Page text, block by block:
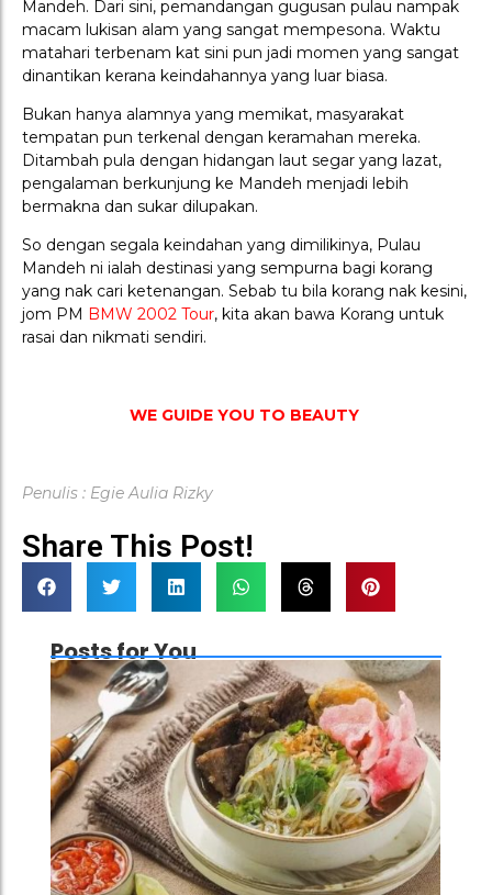
Mandeh. Dari sini, pemandangan gugusan pulau nampak
macam lukisan alam yang sangat mempesona. Waktu
matahari terbenam kat sini pun jadi momen yang sangat
dinantikan kerana keindahannya yang luar biasa.
Bukan hanya alamnya yang memikat, masyarakat
tempatan pun terkenal dengan keramahan mereka.
Ditambah pula dengan hidangan laut segar yang lazat,
pengalaman berkunjung ke Mandeh menjadi lebih
bermakna dan sukar dilupakan.
So dengan segala keindahan yang dimilikinya, Pulau
Mandeh ni ialah destinasi yang sempurna bagi korang
yang nak cari ketenangan. Sebab tu bila korang nak kesini,
jom PM BMW 2002 Tour, kita akan bawa Korang untuk
rasai dan nikmati sendiri.
WE GUIDE YOU TO BEAUTY
Penulis : Egie Aulia Rizky
Share This Post!
Posts for You